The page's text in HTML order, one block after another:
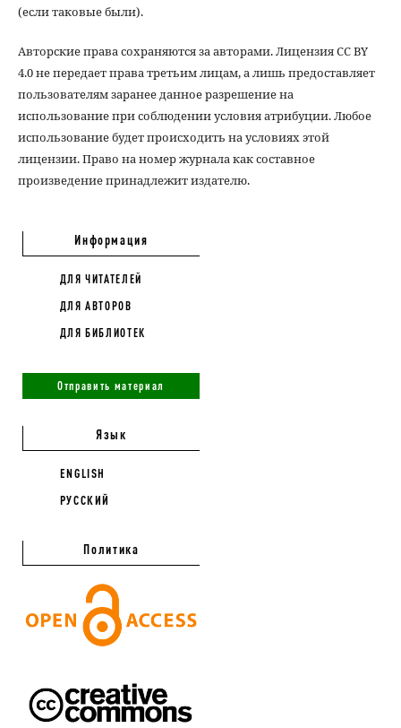
(если таковые были).
Авторские права сохраняются за авторами. Лицензия CC BY
4.0 не передает права третьим лицам, а лишь предоставляет
пользователям заранее данное разрешение на
использование при соблюдении условия атрибуции. Любое
использование будет происходить на условиях этой
лицензии. Право на номер журнала как составное
произведение принадлежит издателю.
Информация
ДЛЯ ЧИТАТЕЛЕЙ
ДЛЯ АВТОРОВ
ДЛЯ БИБЛИОТЕК
Отправить материал
Язык
ENGLISH
РУССКИЙ
Политика